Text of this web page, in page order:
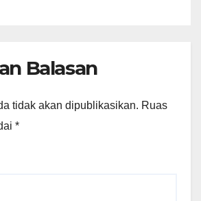
Balasan
tidak akan dipublikasikan. Ruas
*